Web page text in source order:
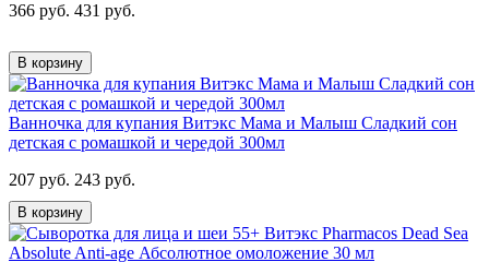
366 руб. 431 руб.
В корзину
Ванночка для купания Витэкс Мама и Малыш Сладкий сон
детская с ромашкой и чередой 300мл
207 руб. 243 руб.
В корзину